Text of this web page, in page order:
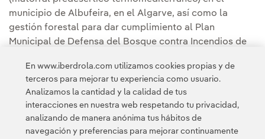
municipio de Albufeira, en el Algarve, así como la
gestión forestal para dar cumplimiento al Plan
Municipal de Defensa del Bosque contra Incendios de
infraestructuras de los incendios rurales.
En www.iberdrola.com utilizamos cookies propias y de
terceros para mejorar tu experiencia como usuario.
Analizamos la cantidad y la calidad de tus
interacciones en nuestra web respetando tu privacidad,
analizando de manera anónima tus hábitos de
navegación y preferencias para mejorar continuamente